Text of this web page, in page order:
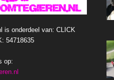
is onderdeel van: CLICK
54718635
op: